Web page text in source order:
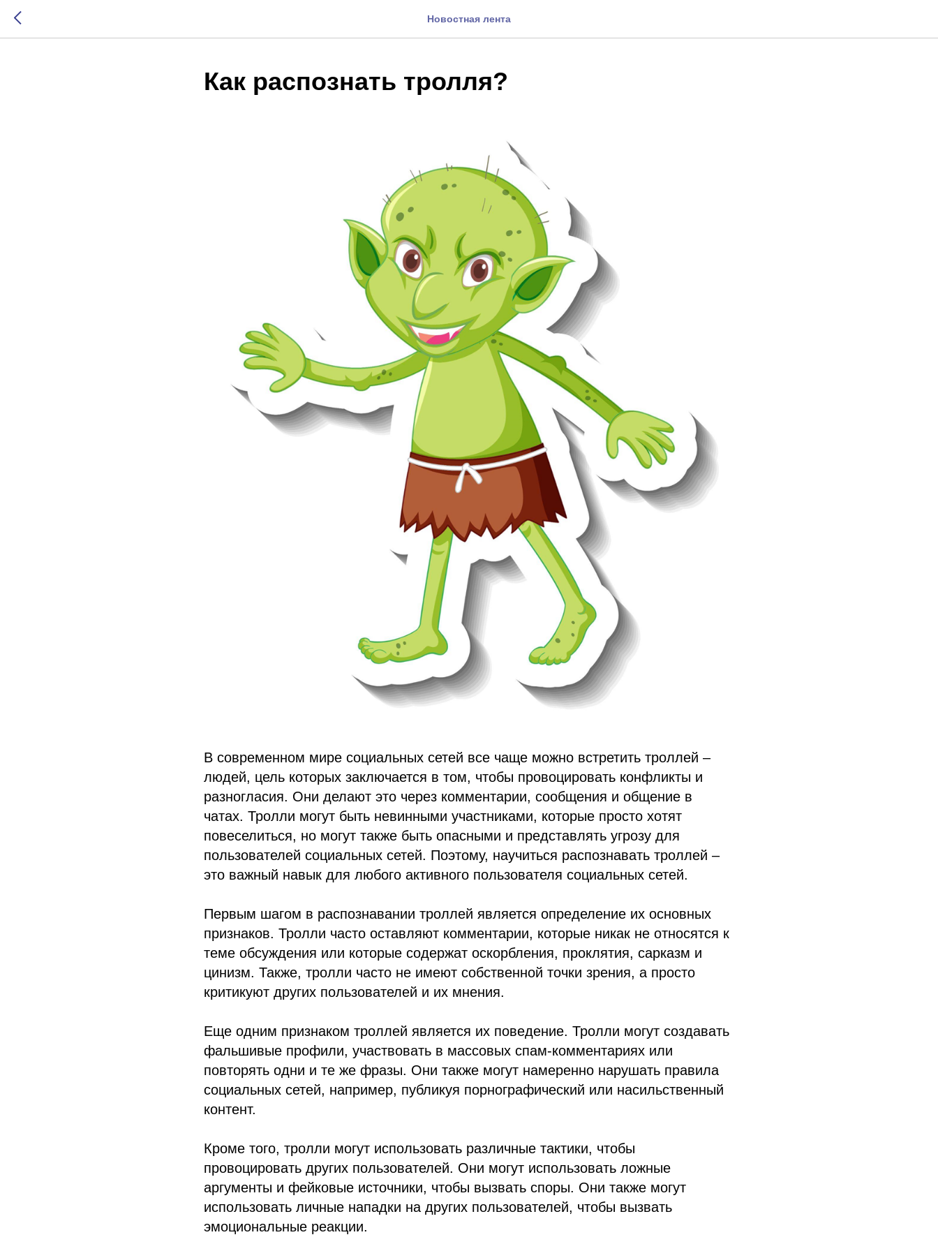
Новостная лента
Как распознать тролля?
В современном мире социальных сетей все чаще можно встретить троллей –
людей, цель которых заключается в том, чтобы провоцировать конфликты и
разногласия. Они делают это через комментарии, сообщения и общение в
чатах. Тролли могут быть невинными участниками, которые просто хотят
повеселиться, но могут также быть опасными и представлять угрозу для
пользователей социальных сетей. Поэтому, научиться распознавать троллей –
это важный навык для любого активного пользователя социальных сетей.
Первым шагом в распознавании троллей является определение их основных
признаков. Тролли часто оставляют комментарии, которые никак не относятся к
теме обсуждения или которые содержат оскорбления, проклятия, сарказм и
цинизм. Также, тролли часто не имеют собственной точки зрения, а просто
критикуют других пользователей и их мнения.
Еще одним признаком троллей является их поведение. Тролли могут создавать
фальшивые профили, участвовать в массовых спам-комментариях или
повторять одни и те же фразы. Они также могут намеренно нарушать правила
социальных сетей, например, публикуя порнографический или насильственный
контент.
Кроме того, тролли могут использовать различные тактики, чтобы
провоцировать других пользователей. Они могут использовать ложные
аргументы и фейковые источники, чтобы вызвать споры. Они также могут
использовать личные нападки на других пользователей, чтобы вызвать
эмоциональные реакции.